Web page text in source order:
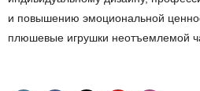
и повышению эмоциональной
плюшевые игрушки неотъемлемой